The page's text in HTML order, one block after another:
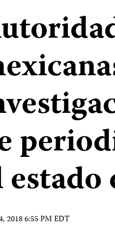
estado
2018 6:55 PM EDT